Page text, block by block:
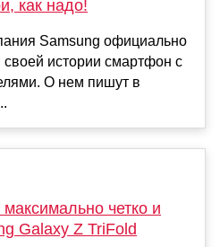
как надо!
Samsung официально
истории смартфон с
О нем пишут в
четко и
Galaxy Z TriFold